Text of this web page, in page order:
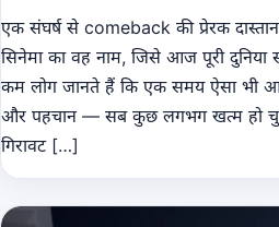
एक संघर्ष से comeback की प्रेरक
सिनेमा का वह नाम, जिसे आज पूरी दुनिया
कम लोग जानते हैं कि एक समय ऐसा भी
और पहचान — सब कुछ लगभग खत्म हो
गिरावट […]